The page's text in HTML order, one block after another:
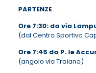
PARTENZE
Ore 7:30: da via
(dal Centro Sportivo
Ore 7:45 da P. le
(angolo via Traiano)